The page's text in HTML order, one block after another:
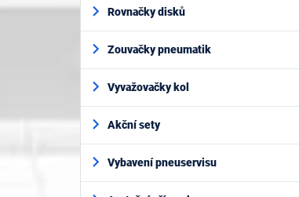
í
e
Rovnačky disků
Zouvačky pneumatik
Vyvažovačky kol
Akční sety
Vybavení pneuservisu